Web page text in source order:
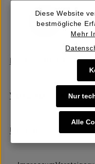
Verkaufen |
Über uns
Diese Website
bestmögliche
Mehr
Nur
Alle